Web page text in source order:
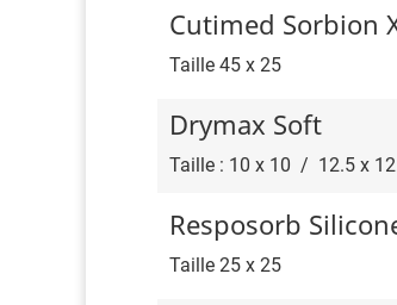
Cutimed Sorbion
Taille 45 x 25
Drymax Soft
Taille : 10 x 10 / 12.5 x
Resposorb
Taille 25 x 25